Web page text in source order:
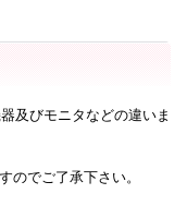
及びモニタなどの違いま
ご了承下さい。